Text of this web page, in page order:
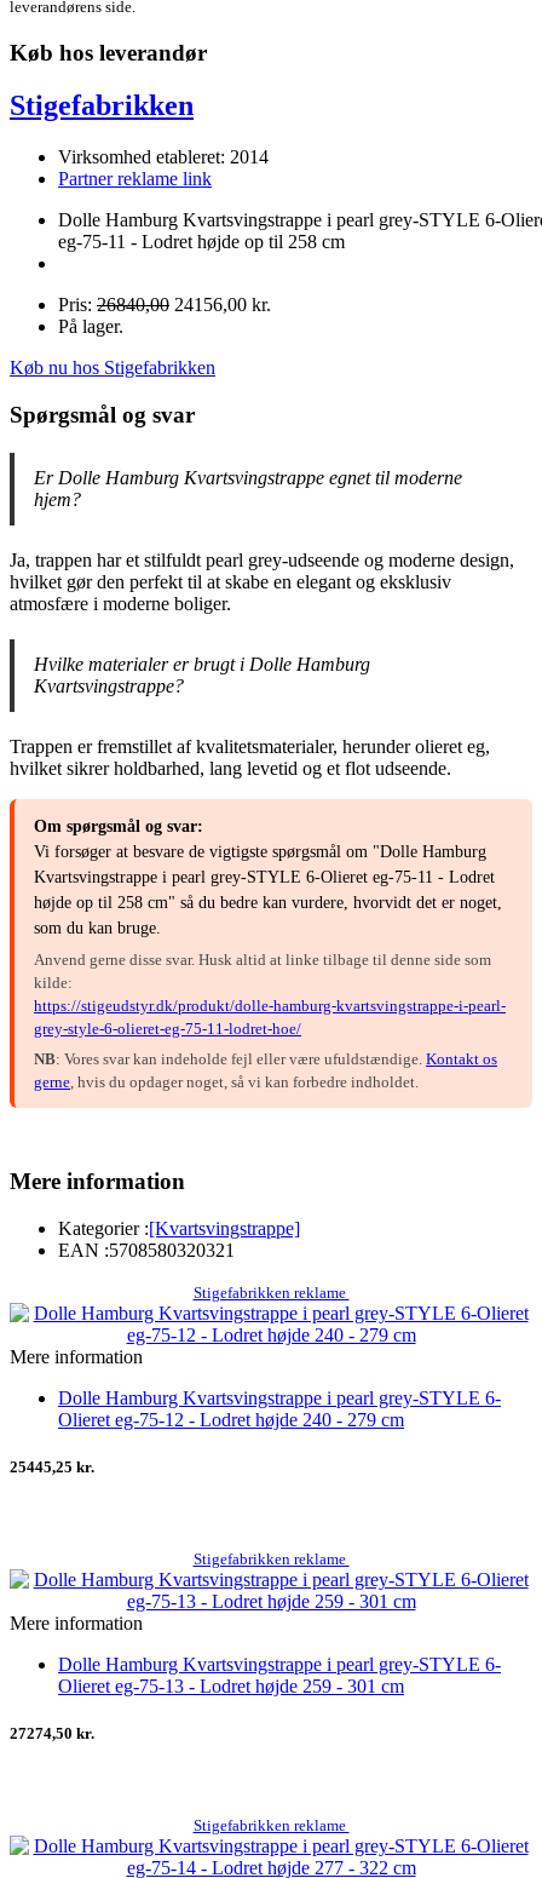
leverandørens side.
Køb hos leverandør
Stigefabrikken
Virksomhed etableret: 2014
Partner reklame link
Dolle Hamburg Kvartsvingstrappe i pearl grey-STYLE 6-
eg-75-11 - Lodret højde op til 258 cm
Pris: 26840,00 24156,00 kr.
På lager.
Køb nu hos Stigefabrikken
Spørgsmål og svar
Er Dolle Hamburg Kvartsvingstrappe egnet til moderne
hjem?
Ja, trappen har et stilfuldt pearl grey-udseende og moderne design,
hvilket gør den perfekt til at skabe en elegant og eksklusiv
atmosfære i moderne boliger.
Hvilke materialer er brugt i Dolle Hamburg
Kvartsvingstrappe?
Trappen er fremstillet af kvalitetsmaterialer, herunder olieret eg,
hvilket sikrer holdbarhed, lang levetid og et flot udseende.
Om spørgsmål og svar:
Vi forsøger at besvare de vigtigste spørgsmål om "Dolle Hamburg
Kvartsvingstrappe i pearl grey-STYLE 6-Olieret eg-75-11 - Lodret
højde op til 258 cm" så du bedre kan vurdere, hvorvidt det er noget,
som du kan bruge.
Anvend gerne disse svar. Husk altid at linke tilbage til denne side som
kilde:
https://stigeudstyr.dk/produkt/dolle-hamburg-kvartsvingstrappe-i-pearl-
grey-style-6-olieret-eg-75-11-lodret-hoe/
NB: Vores svar kan indeholde fejl eller være ufuldstændige. Kontakt os
gerne, hvis du opdager noget, så vi kan forbedre indholdet.
Mere information
Kategorier :[Kvartsvingstrappe]
EAN :5708580320321
Stigefabrikken reklame
Mere information
Dolle Hamburg Kvartsvingstrappe i pearl grey-STYLE 6-
Olieret eg-75-12 - Lodret højde 240 - 279 cm
25445,25 kr.
Stigefabrikken reklame
Mere information
Dolle Hamburg Kvartsvingstrappe i pearl grey-STYLE 6-
Olieret eg-75-13 - Lodret højde 259 - 301 cm
27274,50 kr.
Stigefabrikken reklame